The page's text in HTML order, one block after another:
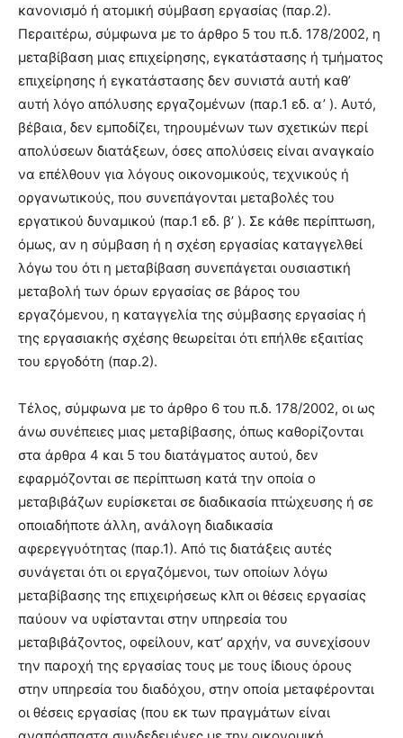
κανονισμό ή ατομική σύμβαση εργασίας (παρ.2).
Περαιτέρω, σύμφωνα με το άρθρο 5 του π.δ. 178/2002, η
μεταβίβαση μιας επιχείρησης, εγκατάστασης ή τμήματος
επιχείρησης ή εγκατάστασης δεν συνιστά αυτή καθ’
αυτή λόγο απόλυσης εργαζομένων (παρ.1 εδ. α’ ). Αυτό,
βέβαια, δεν εμποδίζει, τηρουμένων των σχετικών περί
απολύσεων διατάξεων, όσες απολύσεις είναι αναγκαίο
να επέλθουν για λόγους οικονομικούς, τεχνικούς ή
οργανωτικούς, που συνεπάγονται μεταβολές του
εργατικού δυναμικού (παρ.1 εδ. β’ ). Σε κάθε περίπτωση,
όμως, αν η σύμβαση ή η σχέση εργασίας καταγγελθεί
λόγω του ότι η μεταβίβαση συνεπάγεται ουσιαστική
μεταβολή των όρων εργασίας σε βάρος του
εργαζόμενου, η καταγγελία της σύμβασης εργασίας ή
της εργασιακής σχέσης θεωρείται ότι επήλθε εξαιτίας
του εργοδότη (παρ.2).
Τέλος, σύμφωνα με το άρθρο 6 του π.δ. 178/2002, οι ως
άνω συνέπειες μιας μεταβίβασης, όπως καθορίζονται
στα άρθρα 4 και 5 του διατάγματος αυτού, δεν
εφαρμόζονται σε περίπτωση κατά την οποία ο
μεταβιβάζων ευρίσκεται σε διαδικασία πτώχευσης ή σε
οποιαδήποτε άλλη, ανάλογη διαδικασία
αφερεγγυότητας (παρ.1). Από τις διατάξεις αυτές
συνάγεται ότι οι εργαζόμενοι, των οποίων λόγω
μεταβίβασης της επιχειρήσεως κλπ οι θέσεις εργασίας
παύουν να υφίστανται στην υπηρεσία του
μεταβιβάζοντος, οφείλουν, κατ’ αρχήν, να συνεχίσουν
την παροχή της εργασίας τους με τους ίδιους όρους
στην υπηρεσία του διαδόχου, στην οποία μεταφέρονται
οι θέσεις εργασίας (που εκ των πραγμάτων είναι